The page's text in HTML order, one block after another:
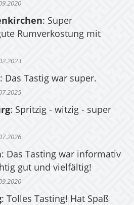
: Super
Rumverkostung mit
: Das Tastig war super.
: Spritzig - witzig - super
: Das Tasting war informativ
gut und vielfältig!
: Tolles Tasting! Hat Spaß